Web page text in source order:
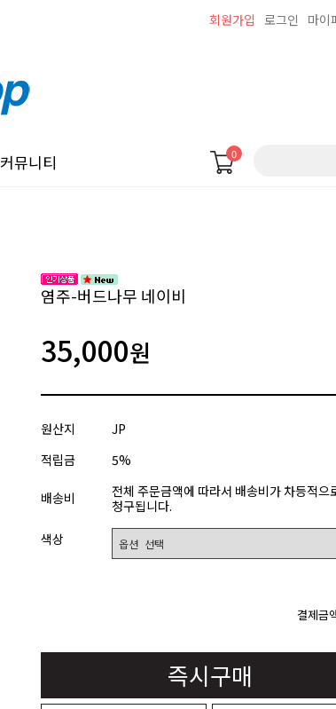
회원가입 로그인 마이
커뮤니티 0
염주-버드나무 네이비
35,000원
원산지
JP
적립금
5%
배송비
전체 주문금액에 따라서 배송비가 차등적으
청구됩니다.
색상
결제금
즉시구매